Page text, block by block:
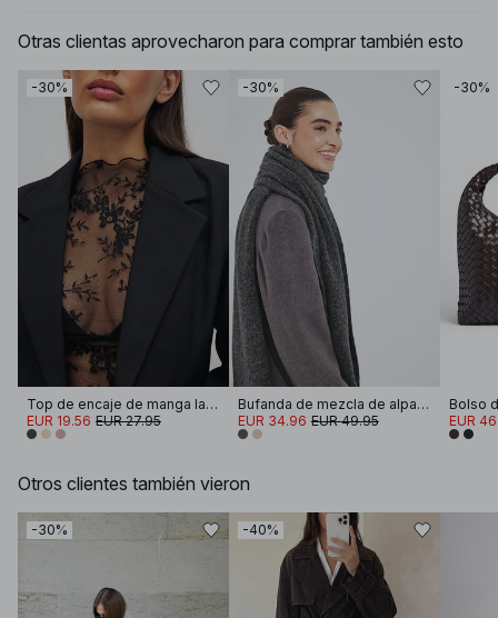
Otras clientas aprovecharon para comprar también esto
-30%
Top de encaje de manga larga
EUR 19.56 EUR 27.95
-30%
Bufanda de mezcla de alpaca
EUR 34.96 EUR 49.95
-30%
Bolso
EUR
Otros clientes también vieron
-30% -40%